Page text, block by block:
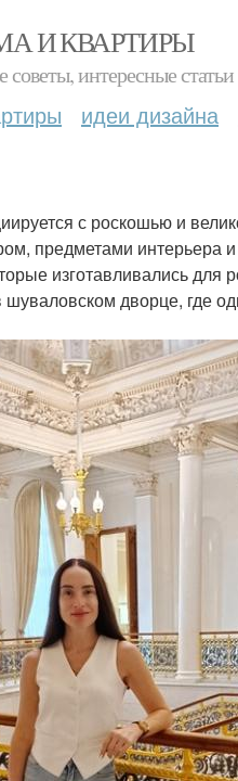
И КВАРТИРЫ
интересные статьи
идеи дизайна
с роскошью и
предметами интерьера
изготавливались для
дворце, где